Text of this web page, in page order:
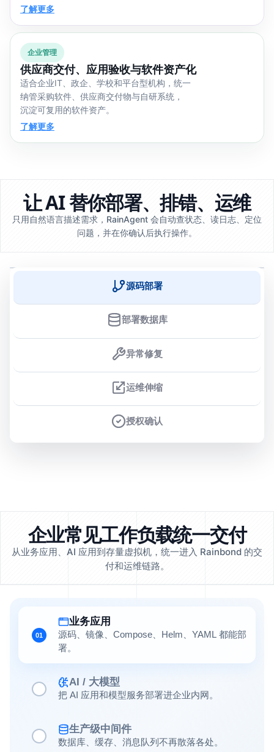
了解更多
企业管理
供应商交付、应用验收与软件资产化
适合企业IT、政企、学校和平台型机构，统一
纳管采购软件、供应商交付物与自研系统，
沉淀可复用的软件资产。
了解更多
让 AI 替你部署、排错、运维
只用自然语言描述需求，RainAgent 会自动查状态、读日志、定位
问题，并在你确认后执行操作。
源码部署
部署数据库
异常修复
运维伸缩
授权确认
企业常见工作负载统一交付
从业务应用、AI 应用到存量虚拟机，统一进入 Rainbond 的交
付和运维链路。
01
业务应用
源码、镜像、Compose、Helm、YAML 都能部
署。
AI / 大模型
把 AI 应用和模型服务部署进企业内网。
生产级中间件
数据库、缓存、消息队列不再散落各处。